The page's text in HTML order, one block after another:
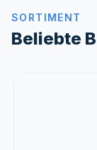
SORTIMENT
Beliebte